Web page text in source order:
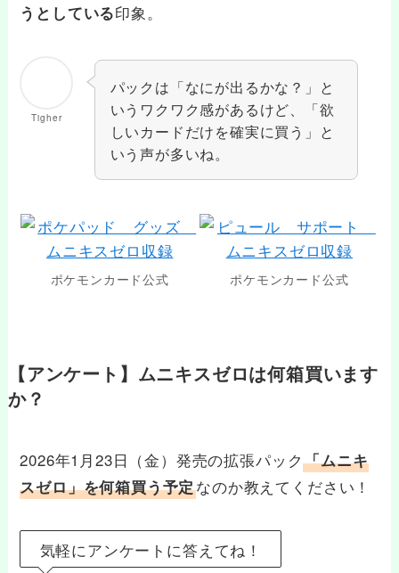
うとしている印象。
Tigher
パックは「なにが出るかな？」と
いうワクワク感があるけど、「欲
しいカードだけを確実に買う」と
いう声が多いね。
ポケモンカード公式 ポケモンカード公式
【アンケート】ムニキスゼロは何箱買います
か？
2026年1月23日（金）発売の拡張パック「ムニキ
スゼロ」を何箱買う予定なのか教えてください！
気軽にアンケートに答えてね！